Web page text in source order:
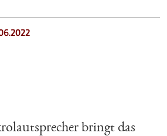
bringt das